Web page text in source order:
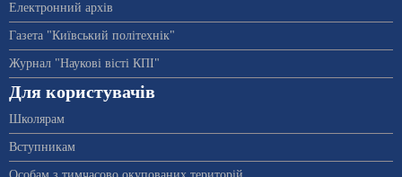
Електронний архів
Газета "Київський політехнік"
Журнал "Наукові вісті КПІ"
Для користувачів
Школярам
Вступникам